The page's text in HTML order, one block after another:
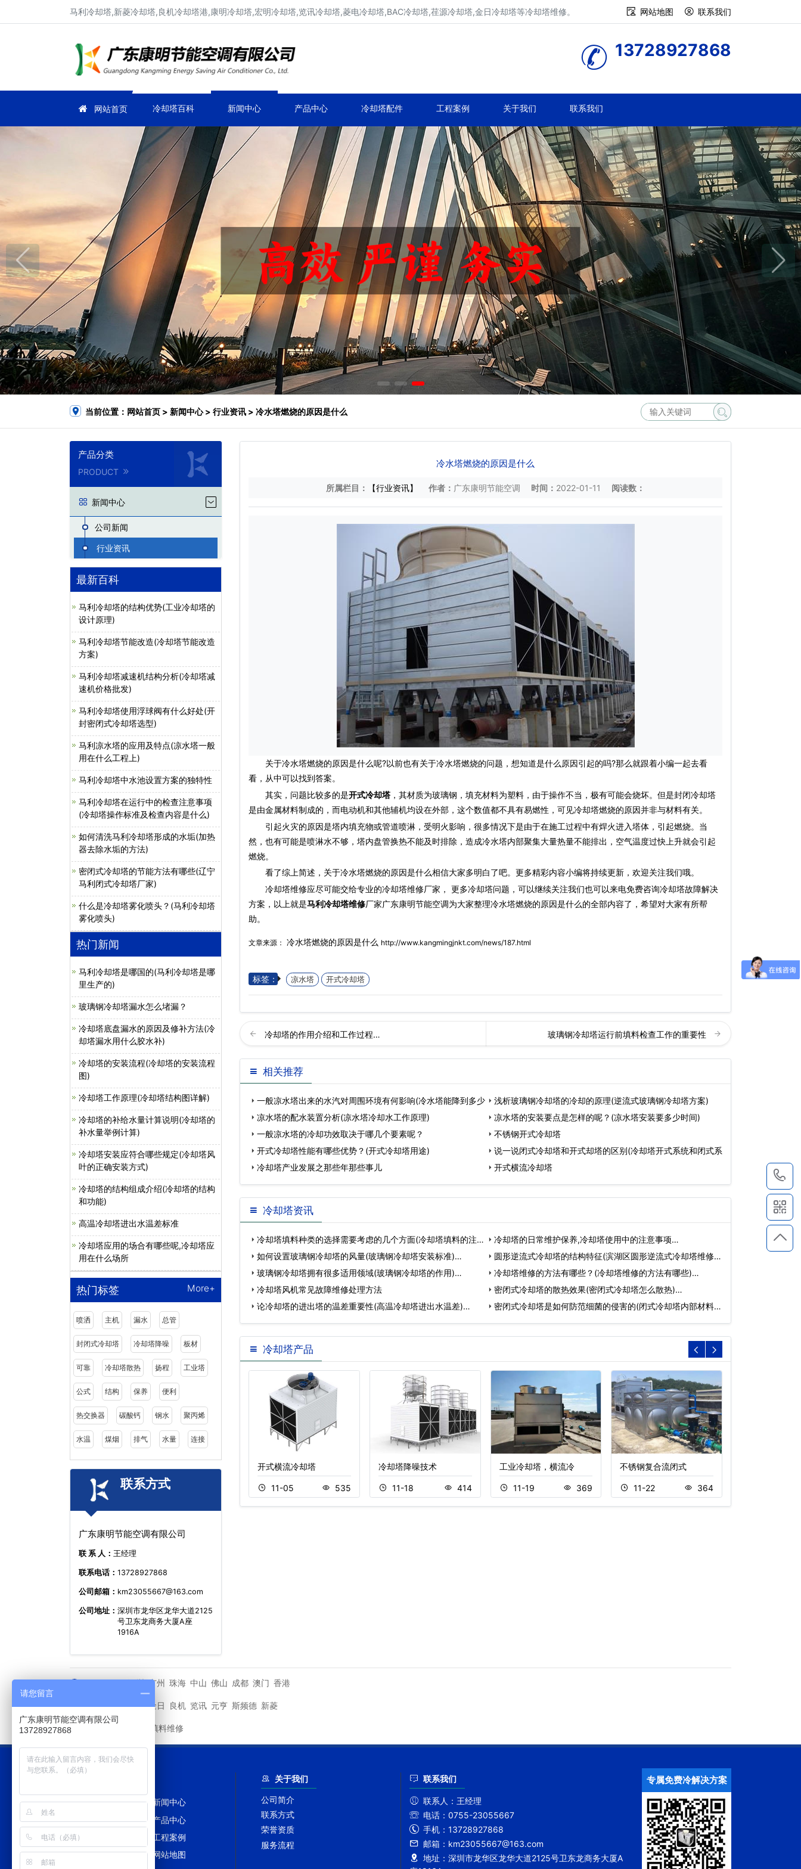
马利冷却塔,新菱冷却塔,良机冷却塔港,康明冷却塔,宏明冷却塔,览讯冷却塔,菱电冷却塔,BAC冷却塔,荏源冷却塔,金日冷却塔等冷却塔维修。 网站地图 联系我们
13728927868
网站首页 冷却塔百科 新闻中心 产品中心 冷却塔配件 工程案例 关于我们 联系我们
当前位置： 网站首页 > 新闻中心> 行业资讯 > 冷水塔燃烧的原因是什么
产品分类
PRODUCT
新闻中心
公司新闻
行业资讯
最新百科
马利冷却塔的结构优势(工业冷却塔的
设计原理)
马利冷却塔节能改造(冷却塔节能改造
方案)
马利冷却塔减速机结构分析(冷却塔减
速机价格批发)
马利冷却塔使用浮球阀有什么好处(开
封密闭式冷却塔选型)
马利凉水塔的应用及特点(凉水塔一般
用在什么工程上)
马利冷却塔中水池设置方案的独特性
马利冷却塔在运行中的检查注意事项
(冷却塔操作标准及检查内容是什么)
如何清洗马利冷却塔形成的水垢(加热
器去除水垢的方法)
密闭式冷却塔的节能方法有哪些(辽宁
马利闭式冷却塔厂家)
什么是冷却塔雾化喷头？(马利冷却塔
雾化喷头)
热门新闻
马利冷却塔是哪国的(马利冷却塔是哪
里生产的)
玻璃钢冷却塔漏水怎么堵漏？
冷却塔底盘漏水的原因及修补方法(冷
却塔漏水用什么胶水补)
冷却塔的安装流程(冷却塔的安装流程
图)
冷却塔工作原理(冷却塔结构图详解)
冷却塔的补给水量计算说明(冷却塔的
补水量举例计算)
冷却塔安装应符合哪些规定(冷却塔风
叶的正确安装方式)
冷却塔的结构组成介绍(冷却塔的结构
和功能)
高温冷却塔进出水温差标准
冷却塔应用的场合有哪些呢,冷却塔应
用在什么场所
热门标签 More+
喷洒 主机 漏水 总管
封闭式冷却塔 冷却塔降噪 板材
可靠 冷却塔散热 扬程 工业塔
公式 结构 保养 便利
热交换器 碳酸钙 钢水 聚丙烯
水温 煤烟 排气 水量 连接
联系方式
广东康明节能空调有限公司
联 系 人： 王经理
联系电话： 13728927868
公司邮箱： km23055667@163.com
公司地址： 深圳市龙华区龙华大道2125
号卫东龙商务大厦A座
1916A
冷水塔燃烧的原因是什么
所属栏目： 【行业资讯】 作者： 广东康明节能空调 时间： 2022-01-11 阅读数：
关于冷水塔燃烧的原因是什么呢?以前也有关于冷水塔燃烧的问题，想知道是什么原因引起的吗?那么就跟着小编一起去看
看，从中可以找到答案。
其实，问题比较多的是开式冷却塔 ，其材质为玻璃钢，填充材料为塑料，由于操作不当，极有可能会烧坏。但是封闭冷却塔
是由金属材料制成的，而电动机和其他辅机均设在外部，这个数值都不具有易燃性，可见冷却塔燃烧的原因并非与材料有关。
引起火灾的原因是塔内填充物或管道喷淋，受明火影响，很多情况下是由于在施工过程中有焊火进入塔体，引起燃烧。当
然，也有可能是喷淋水不够，塔内盘管换热不能及时排除，造成冷水塔内部聚集大量热量不能排出，空气温度过快上升就会引起
燃烧。
看了综上简述，关于冷水塔燃烧的原因是什么相信大家多明白了吧。更多精彩内容小编将持续更新，欢迎关注我们哦。
冷却塔维修应尽可能交给专业的冷却塔维修厂家， 更多冷却塔问题，可以继续关注我们也可以来电免费咨询冷却塔故障解决
方案，以上就是马利冷却塔维修厂家广东康明节能空调为大家整理冷水塔燃烧的原因是什么的全部内容了，希望对大家有所帮
助。
文章来源： 冷水塔燃烧的原因是什么 http://www.kangmingjnkt.com/news/187.html
标签： 凉水塔 开式冷却塔
冷却塔的作用介绍和工作过程… 玻璃钢冷却塔运行前填料检查工作的重要性
相关推荐
一般凉水塔出来的水汽对周围环境有何影响(冷水塔能降到多少
浅析玻璃钢冷却塔的冷却的原理(逆流式玻璃钢冷却塔方案)
凉水塔的配水装置分析(凉水塔冷却水工作原理)
凉水塔的安装要点是怎样的呢？(凉水塔安装要多少时间)
一般凉水塔的冷却功效取决于哪几个要素呢？
不锈钢开式冷却塔
开式冷却塔性能有哪些优势？(开式冷却塔用途)
说一说闭式冷却塔和开式却塔的区别(冷却塔开式系统和闭式系
冷却塔产业发展之那些年那些事儿
开式横流冷却塔
冷却塔资讯
冷却塔填料种类的选择需要考虑的几个方面(冷却塔填料的注
意…
冷却塔的日常维护保养,冷却塔使用中的注意事项…
如何设置玻璃钢冷却塔的风量(玻璃钢冷却塔安装标准)…
圆形逆流式冷却塔的结构特征(滨湖区圆形逆流式冷却塔维修)
…
玻璃钢冷却塔拥有很多适用领域(玻璃钢冷却塔的作用)…
冷却塔维修的方法有哪些？(冷却塔维修的方法有哪些)…
冷却塔风机常见故障维修处理方法
密闭式冷却塔的散热效果(密闭式冷却塔怎么散热)…
论冷却塔的进出塔的温差重要性(高温冷却塔进出水温差)…
密闭式冷却塔是如何防范细菌的侵害的(闭式冷却塔内部材料)
…
冷却塔产品
424
超静音密闭式冷却
11-05
开式横流冷却塔
11-05 535
冷却塔降噪技术
11-18 414
工业冷却塔，横流冷
11-19 369
不锈钢复合流闭式
11-22 364
深圳 广州 珠海 中山 佛山 成都 澳门 香港
其他品牌 马利 金日 良机 览讯 元亨 斯频德 新菱
冷却塔填料维修
网站首页
新闻中心
冷却塔百科
产品中心
冷却塔配件
工程案例
冷却塔TAGS
网站地图
关于我们
公司简介
联系方式
荣誉资质
服务流程
联系我们
联系人： 王经理
电话： 0755-23055667
手机： 13728927868
邮箱： km23055667@163.com
地址： 深圳市龙华区龙华大道2125号卫东龙商务大厦A
专属免费冷解决方案
请您留言
广东康明节能空调有限公司
13728927868